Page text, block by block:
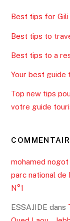
Best tips for Gili
Best tips to
Best tips to a
Your best guide
Top new tips
votre guide
mohamed nogot
parc national
N°1
ESSAJIDE dans